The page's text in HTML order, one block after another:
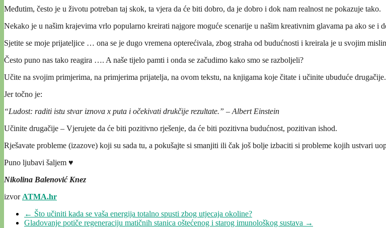
Međutim, često je u životu potreban taj skok, ta vjera da će biti dobro, da je dobro i dok nam realnost ne pokazuje tako.
Nekako je u našim krajevima vrlo popularno kreirati najgore moguće scenarije u našim kreativnim glavama pa ako se i
Sjetite se moje prijateljice … ona se je dugo vremena opterećivala, zbog straha od budućnosti i kreirala je u svojim
Često puno nas tako reagira …. A naše tijelo pamti i onda se začudimo kako smo se razboljeli?
Učite na svojim primjerima, na primjerima prijatelja, na ovom tekstu, na knjigama koje čitate i učinite ubuduće drugačije.
Jer točno je:
“Ludost: raditi istu stvar iznova x puta i očekivati drukčije rezultate.” – Albert Einstein
Učinite drugačije – Vjerujete da će biti pozitivno rješenje, da će biti pozitivna budućnost, pozitivan ishod.
Rješavate probleme (izazove) koji su sada tu, a pokušajte si smanjiti ili čak još bolje izbaciti si probleme kojih ustvari
Puno ljubavi šaljem ♥
Nikolina Balenović Knez
izvor ATMA.hr
← Što učiniti kada se vaša energija totalno spusti zbog utjecaja okoline?
Gladovanje potiče regeneraciju matičnih stanica oštećenog i starog imunološkog sustava →